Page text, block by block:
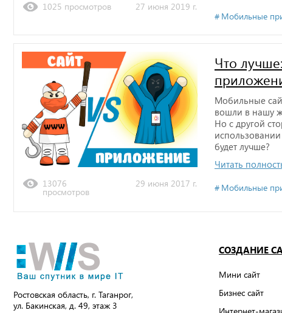
1025 просмотров 27 июня 2019 г.
Мобильные
13076
просмотров
29 июня 2017 г.
Что
Мобильные
вошли в нашу
Но с другой
использовании
будет лучше?
Читать
Мобильные
Ростовская область, г. Таганрог,
ул. Бакинская, д. 49, этаж 3
СОЗДАНИЕ
Мини сайт
Бизнес сайт